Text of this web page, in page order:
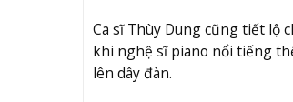
Ca sĩ Thùy Dung cũng tiết lộ
khi nghệ sĩ piano nổi tiếng
lên dây đàn.